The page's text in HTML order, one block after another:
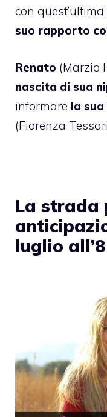
con
suo rapporto
Renato (Marzio
nascita di sua
informare la
(Fiorenza
La strada
luglio